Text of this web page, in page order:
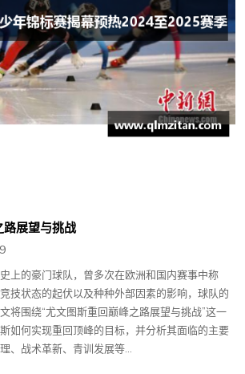
展望与挑战
上的豪门球队，曾多次在欧洲和国内赛事中称
技状态的起伏以及种种外部因素的影响，球队的
将围绕“尤文图斯重回巅峰之路展望与挑战”这一
如何实现重回顶峰的目标，并分析其面临的主要
、战术革新、青训发展等...